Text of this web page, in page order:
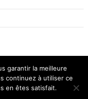
garantir la meilleure
continuez à utiliser ce
en êtes satisfait.